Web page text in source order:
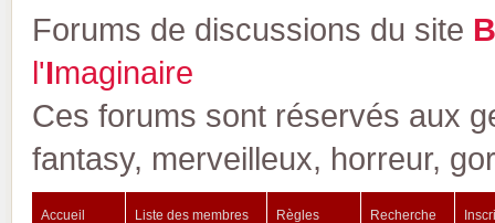
Forums de discussions du site B
l'Imaginaire
Ces forums sont réservés aux
fantasy, merveilleux, horreur,
Accueil Liste des membres Règles Recherche